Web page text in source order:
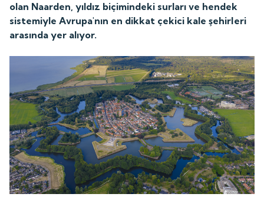
olan Naarden, yıldız biçimindeki surları ve hendek
sistemiyle Avrupa'nın en dikkat çekici kale şehirleri
arasında yer alıyor.